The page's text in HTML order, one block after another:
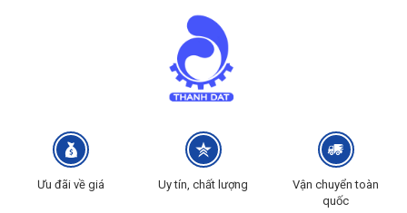
Ưu đãi về giá Uy tín, chất lượng
Vận chuyển toàn
quốc